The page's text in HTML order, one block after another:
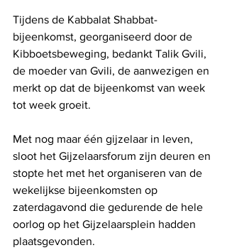
Tijdens de Kabbalat Shabbat-
bijeenkomst, georganiseerd door de
Kibboetsbeweging, bedankt Talik Gvili,
de moeder van Gvili, de aanwezigen en
merkt op dat de bijeenkomst van week
tot week groeit.
Met nog maar één gijzelaar in leven,
sloot het Gijzelaarsforum zijn deuren en
stopte het met het organiseren van de
wekelijkse bijeenkomsten op
zaterdagavond die gedurende de hele
oorlog op het Gijzelaarsplein hadden
plaatsgevonden.